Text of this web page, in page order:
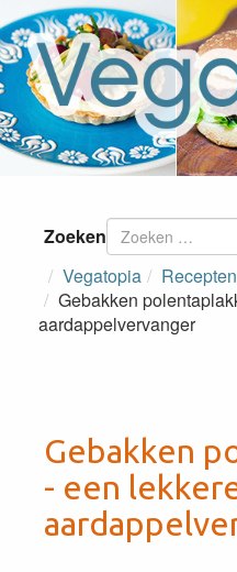
Zoeken
Vegatopia
Recepten
Gebakken
aardappelvervanger
Gebakken
- een